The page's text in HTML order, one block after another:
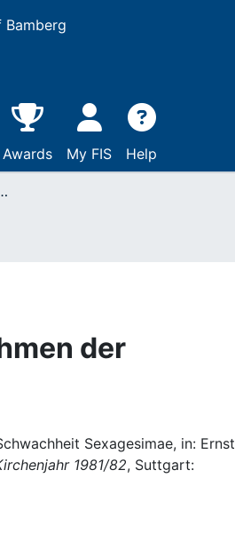
Awards My FIS Help
der Schwachheit Sexagesimae
der
Sexagesimae, in: Ernst
1981/82, Suttgart: